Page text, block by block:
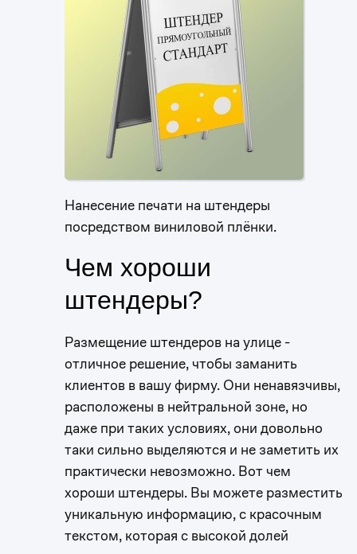
Нанесение печати на штендеры
посредством виниловой плёнки.
Чем хороши
штендеры?
Размещение штендеров на улице -
отличное решение, чтобы заманить
клиентов в вашу фирму. Они ненавязчивы,
расположены в нейтральной зоне, но
даже при таких условиях, они довольно
таки сильно выделяются и не заметить их
практически невозможно. Вот чем
хороши штендеры. Вы можете разместить
уникальную информацию, с красочным
текстом, которая с высокой долей